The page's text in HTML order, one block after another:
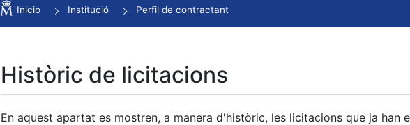
Mostra/Amaga
Inicio Institució Perfil de contractant
Històric de licitacions
En aquest apartat es mostren, a manera d'històric, les licitacions que ja